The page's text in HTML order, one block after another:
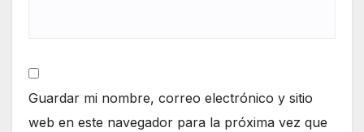
Guardar mi nombre, correo electrónico y sitio
web en este navegador para la próxima vez que